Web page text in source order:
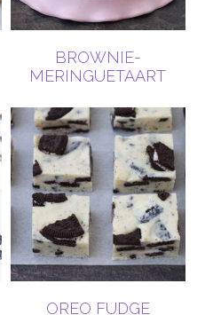
BROWNIE-
MERINGUETAART
OREO FUDGE